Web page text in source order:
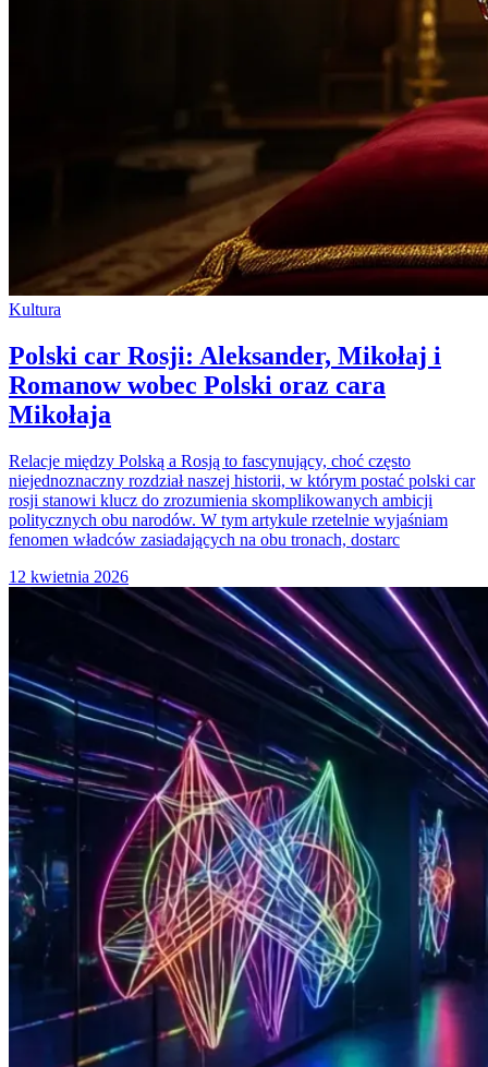
Kultura
Polski car Rosji: Aleksander, Mikołaj i
Romanow wobec Polski oraz cara
Mikołaja
Relacje między Polską a Rosją to fascynujący, choć często
niejednoznaczny rozdział naszej historii, w którym postać polski car
rosji stanowi klucz do zrozumienia skomplikowanych ambicji
politycznych obu narodów. W tym artykule rzetelnie wyjaśniam
fenomen władców zasiadających na obu tronach, dostarc
12 kwietnia 2026